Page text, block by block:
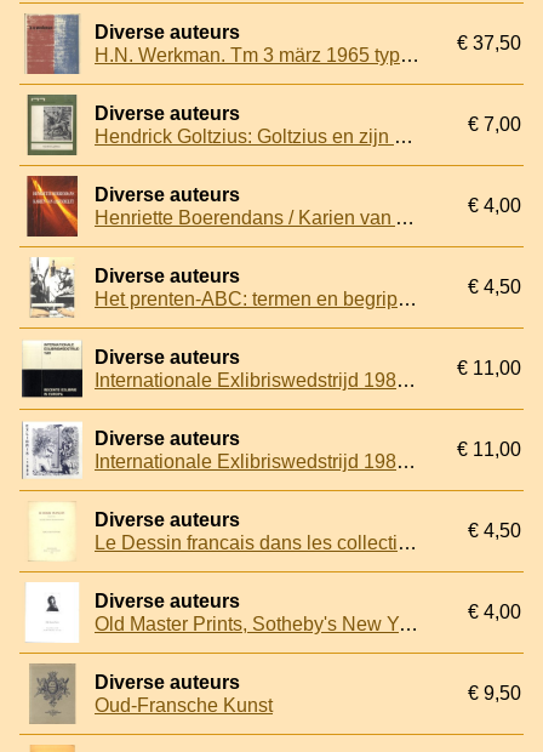
Diverse auteurs
H.N. Werkman. Tm 3 märz 1965 typografische monatsblätter schweizer graphische mitteilungen. Revue suisse de l'imprimerie
€ 37,50
Diverse auteurs
Hendrick Goltzius: Goltzius en zijn school
€ 7,00
Diverse auteurs
Henriette Boerendans / Karien van Assendelft
€ 4,00
Diverse auteurs
Het prenten-ABC: termen en begrippen uit de prentkunst in het kort verklaard
€ 4,50
Diverse auteurs
Internationale Exlibriswedstrijd 1981. Tentoonstelling van een selectie van de 1014 ingezonden exlibris in het kader van de tiende biënnale van de kleingrafiek
€ 11,00
Diverse auteurs
Internationale Exlibriswedstrijd 1983. Tentoonstelling van een selectie van de ingezonden exlibris in het kader van de elfde biënnale van de kleingrafiek; Grafiek uit de U.S.S.R.Tentoonstelling met 84prenten van 30 Russische grafici
€ 11,00
Diverse auteurs
Le Dessin francais dans les collections hollandaises. Album des Planches
€ 4,50
Diverse auteurs
Old Master Prints, Sotheby's New York 1980
€ 4,00
Diverse auteurs
Oud-Fransche Kunst
€ 9,50